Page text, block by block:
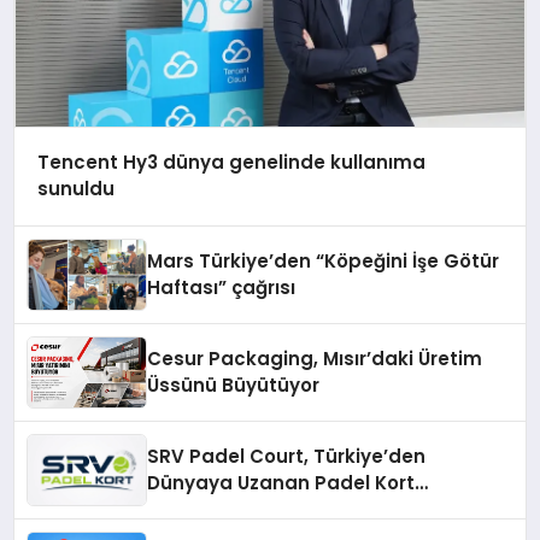
Tencent Hy3 dünya genelinde kullanıma
sunuldu
Mars Türkiye’den “Köpeğini İşe Götür
Haftası” çağrısı
Cesur Packaging, Mısır’daki Üretim
Üssünü Büyütüyor
SRV Padel Court, Türkiye’den
Dünyaya Uzanan Padel Kort